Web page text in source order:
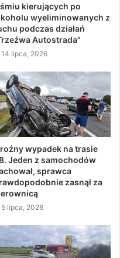
kierujących po
wyeliminowanych z
podczas działań
Autostrada”
14 lipca, 2026
wypadek na trasie
Jeden z samochodów
sprawca
zasnął za
5 lipca, 2026